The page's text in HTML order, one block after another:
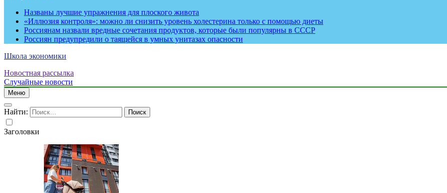
Названы лучшие упражнения для плоского живота
«Иллюзия контроля»: можно ли снизить уровень холестерина только с помощью диеты
Россиянам назвали вредные сочетания продуктов, которые были популярны в СССР
Россиян предупредили о таящейся в умных унитазах опасности
Школа экономики
Новостная рассылка
Случайные новости
Меню
Найти:
Заголовки